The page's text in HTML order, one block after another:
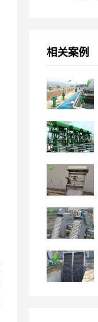
相关案例